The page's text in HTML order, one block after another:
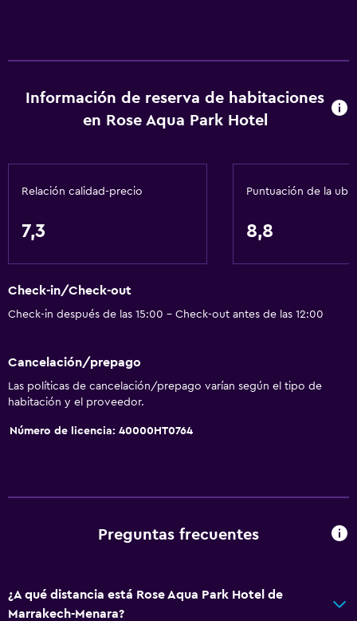
Información de reserva de habitaciones
en Rose Aqua Park Hotel
Relación calidad-precio
7,3
Puntuación de la
8,8
Check-in/Check-out
Check-in después de las 15:00 - Check-out antes de las 12:00
Cancelación/prepago
Las políticas de cancelación/prepago varían según el tipo de
habitación y el proveedor.
Número de licencia: 40000HT0764
Preguntas frecuentes
¿A qué distancia está Rose Aqua Park Hotel de
Marrakech-Menara?